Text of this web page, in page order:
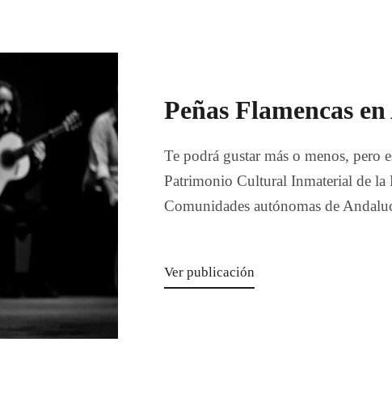
Peñas Flamencas
Te podrá gustar más o menos, pero
Patrimonio Cultural Inmaterial de la
Comunidades autónomas de
Ver publicación